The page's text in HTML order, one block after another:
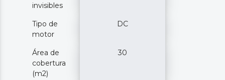
invisibles
Tipo de
motor
DC
Área de
cobertura
(m2)
30